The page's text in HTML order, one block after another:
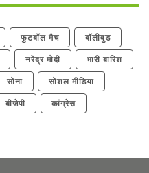
फुटबॉल मैच
बॉलीवुड
नरेंद्र मोदी
भारी बारिश
सोना
सोशल मीडिया
बीजेपी
कांग्रेस